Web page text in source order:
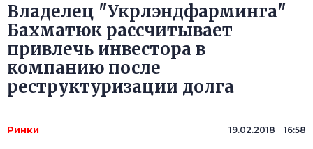
Владелец "Укрлэндфарминга"
Бахматюк рассчитывает
привлечь инвестора в
компанию после
реструктуризации долга
Ринки 19.02.2018 16:58